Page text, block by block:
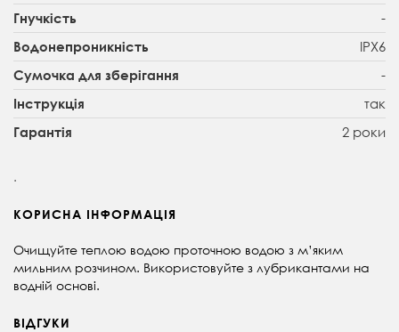
Гнучкість -
Водонепроникність IPX6
Сумочка для зберігання -
Інструкція так
Гарантія 2 роки
.
КОРИСНА ІНФОРМАЦІЯ
Очищуйте теплою водою проточною водою з м’яким
мильним розчином. Використовуйте з лубрикантами на
водній основі.
ВІДГУКИ